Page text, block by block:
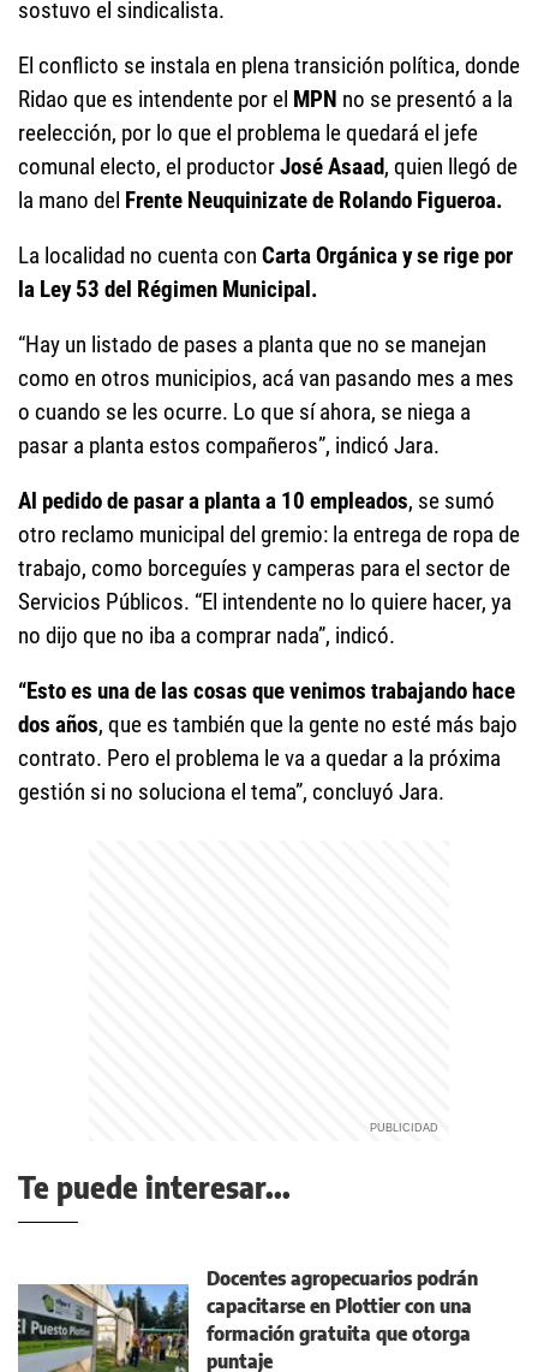
sostuvo el sindicalista.
El conflicto se instala en plena transición política, donde
Ridao que es intendente por el MPN no se presentó a la
reelección, por lo que el problema le quedará el jefe
comunal electo, el productorJosé Asaad, quien llegó de
la mano del Frente Neuquinizate de Rolando Figueroa.
La localidad no cuenta con Carta Orgánica y se rige por
la Ley 53 del Régimen Municipal.
“Hay un listado de pases a planta que no se manejan
como en otros municipios, acá van pasando mes a mes
o cuando se les ocurre. Lo que sí ahora, se niega a
pasar a planta estos compañeros”, indicó Jara.
Al pedido de pasar a planta a 10 empleados, se sumó
otro reclamo municipal del gremio: la entrega de ropa de
trabajo, como borceguíes y camperas para el sector de
Servicios Públicos. “El intendente no lo quiere hacer, ya
no dijo que no iba a comprar nada”, indicó.
“Esto es una de las cosas que venimos trabajando hace
dos años, que es también que la gente no esté más bajo
contrato. Pero el problema le va a quedar a la próxima
gestión si no soluciona el tema”, concluyó Jara.
Te puede interesar...
Docentes agropecuarios podrán
capacitarse en Plottier con una
formación gratuita que otorga
puntaje